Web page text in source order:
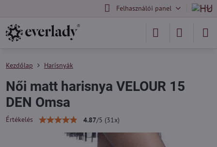
Felhasználói panel
Kezdőlap Harisnyák
Női matt harisnya VELOUR 15
DEN Omsa
Értékelés 4.87/5 (31 x)